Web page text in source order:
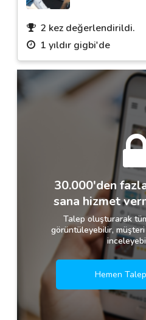
2 kez değerlendirildi.
1 yıldır gigbi'de
30.000'den
sana hizmet
Talep oluşturarak
görüntüleyebilir,
Hemen